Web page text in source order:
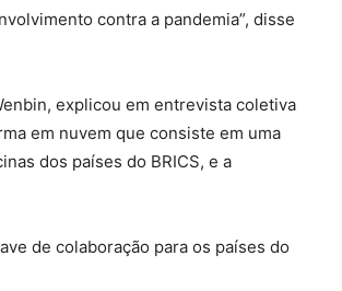
contra a pandemia”, disse
explicou em entrevista coletiva
em nuvem que consiste em uma
dos países do BRICS, e a
de colaboração para os países do